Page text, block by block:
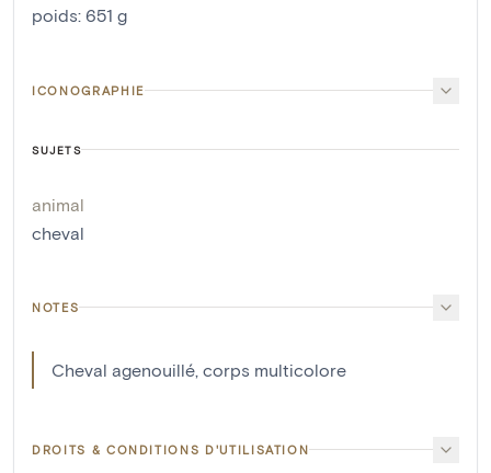
poids: 651 g
ICONOGRAPHIE
SUJETS
animal
cheval
NOTES
Cheval agenouillé, corps multicolore
DROITS & CONDITIONS D'UTILISATION